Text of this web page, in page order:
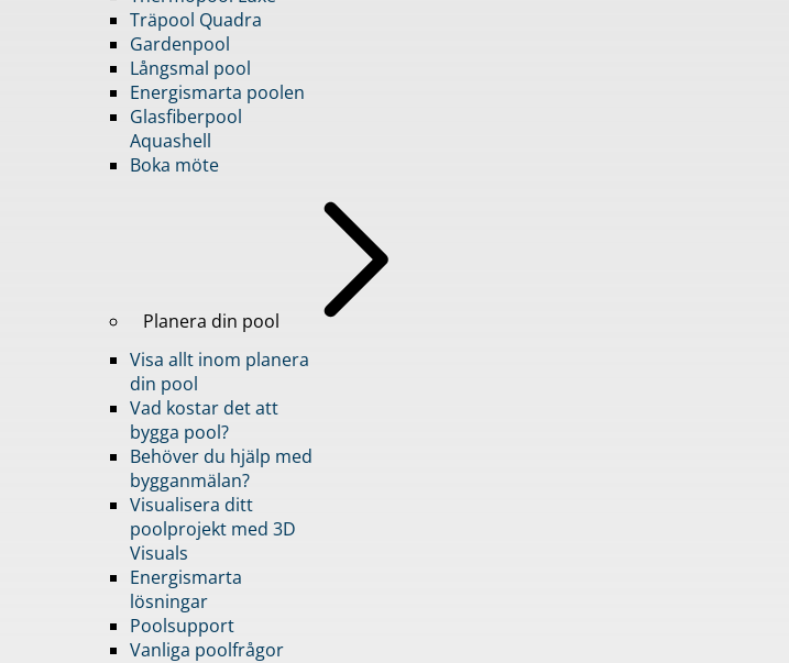
Träpool Quadra
Gardenpool
Långsmal pool
Energismarta poolen
Glasfiberpool
Aquashell
Boka möte
Planera din pool
Visa allt inom planera
din pool
Vad kostar det att
bygga pool?
Behöver du hjälp med
bygganmälan?
Visualisera ditt
poolprojekt med 3D
Visuals
Energismarta
lösningar
Poolsupport
Vanliga poolfrågor